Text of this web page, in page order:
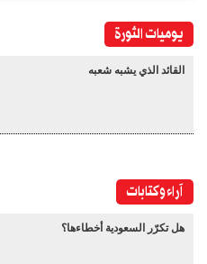
يوميات الثورة
القائد الذي يشبه شعبه
آراء وكتابات
هل تكرّر السعودية أخطاءها؟